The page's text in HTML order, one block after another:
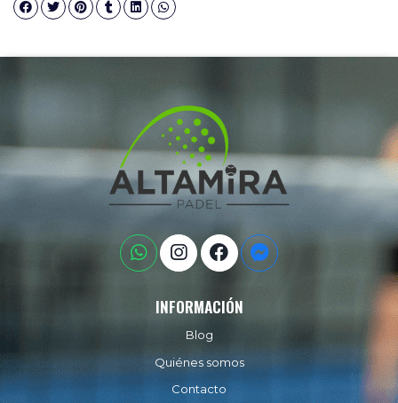
INFORMACIÓN
Blog
Quiénes somos
Contacto